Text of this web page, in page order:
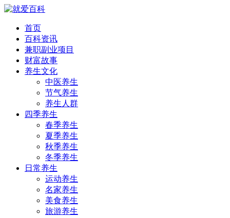
首页
百科资讯
兼职副业项目
财富故事
养生文化
中医养生
节气养生
养生人群
四季养生
春季养生
夏季养生
秋季养生
冬季养生
日常养生
运动养生
名家养生
美食养生
旅游养生